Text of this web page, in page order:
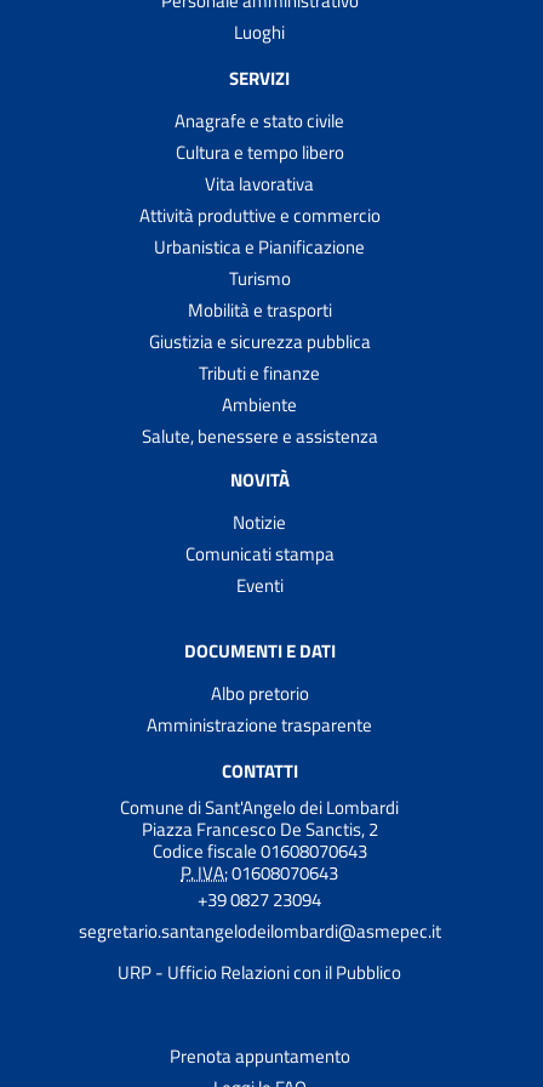
Trascrivere atti di stato civile formati all'estero
Trasportare cadaveri, ceneri o resti mortali all'estero
Trasportare salme, cadaveri, ceneri o resti mortali
all'interno del territorio italiano
Trasporto scolastico scuolabus
Votare al proprio domicilio
Votare presso ospedali, case di riposo e carceri
Luoghi
SERVIZI
Anagrafe e stato civile
Cultura e tempo libero
Vita lavorativa
Attività produttive e commercio
Urbanistica e Pianificazione
Turismo
Mobilità e trasporti
Giustizia e sicurezza pubblica
Tributi e finanze
Ambiente
Salute, benessere e assistenza
NOVITÀ
Notizie
Comunicati stampa
Eventi
DOCUMENTI E DATI
Albo pretorio
Amministrazione trasparente
CONTATTI
Comune di Sant'Angelo dei Lombardi
Piazza Francesco De Sanctis, 2
Codice fiscale 01608070643
P. IVA:01608070643
+39 0827 23094
segretario.santangelodeilombardi@asmepec.it
URP - Ufficio Relazioni con il Pubblico
Prenota appuntamento